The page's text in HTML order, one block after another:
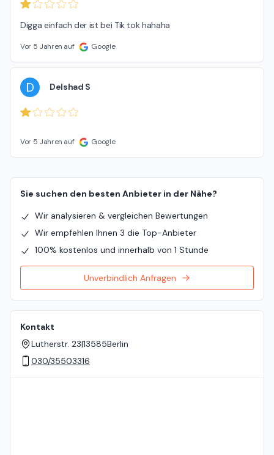
Digga einfach der ist bei Tik tok hahaha
Vor 5 Jahren auf Google
D Delshad S
Vor 5 Jahren auf Google
Sie suchen den besten Anbieter in der Nähe?
Wir analysieren & vergleichen Bewertungen
Wir empfehlen Ihnen 3 die Top-Anbieter
100% kostenlos und innerhalb von 1 Stunde
Unverbindlich Anfragen
Kontakt
Lutherstr. 23|13585Berlin
030/35503316